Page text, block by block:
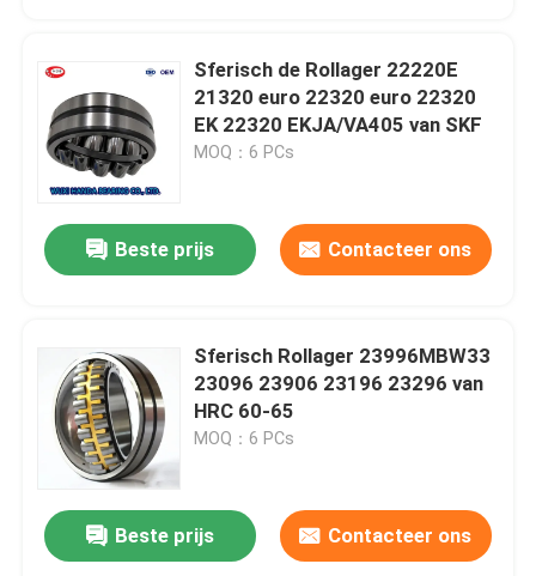
Producten
Ongeveer ons
Fabrieksreis
Sferisch de Rollager 22220E
21320 euro 22320 euro 22320
EK 22320 EKJA/VA405 van SKF
MOQ：6 PCs
Beste prijs Contacteer ons
Sferisch Rollager 23996MBW33
23096 23906 23196 23296 van
HRC 60-65
MOQ：6 PCs
Beste prijs Contacteer ons